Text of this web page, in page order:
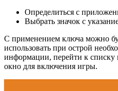
Определиться с
Выбрать значок с
С применением ключа можно
использовать при острой
информации, перейти к списку
окно для включения игры.